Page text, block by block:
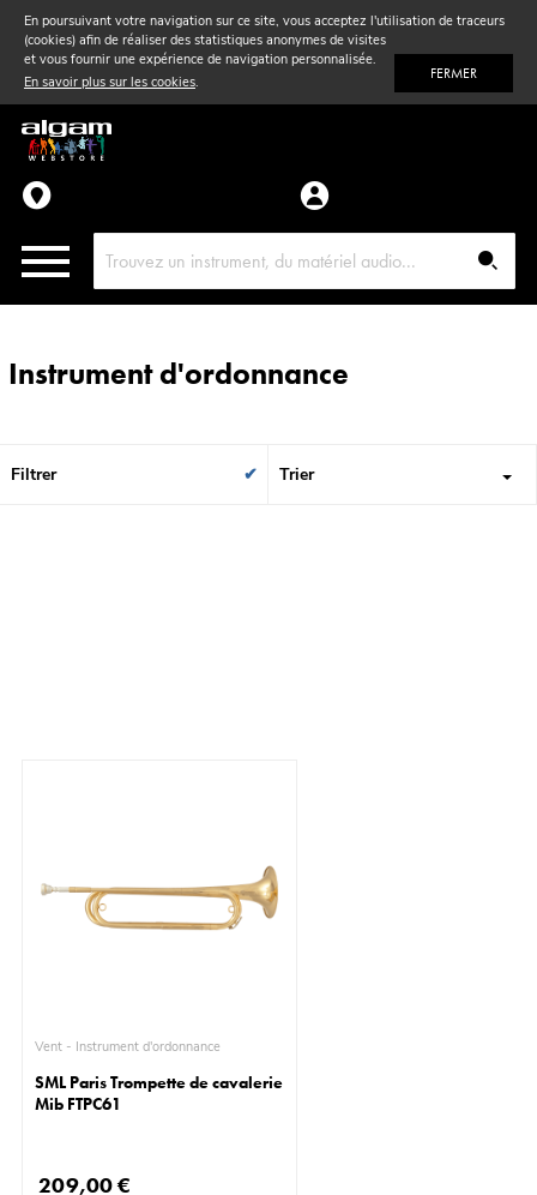
En poursuivant votre navigation sur ce site, vous acceptez l'utilisation de traceurs
(cookies) afin de réaliser des statistiques anonymes de visites
et vous fournir une expérience de navigation personnalisée.
En savoir plus sur les cookies. FERMER
Vent& Violon
Accessoires
Pièces détachées
Instrument d'ordonnance
Vent - Instrument d'ordonnance
SML Paris Trompette de cavalerie
Mib FTPC61
209,00 €
Trier
Filtrer